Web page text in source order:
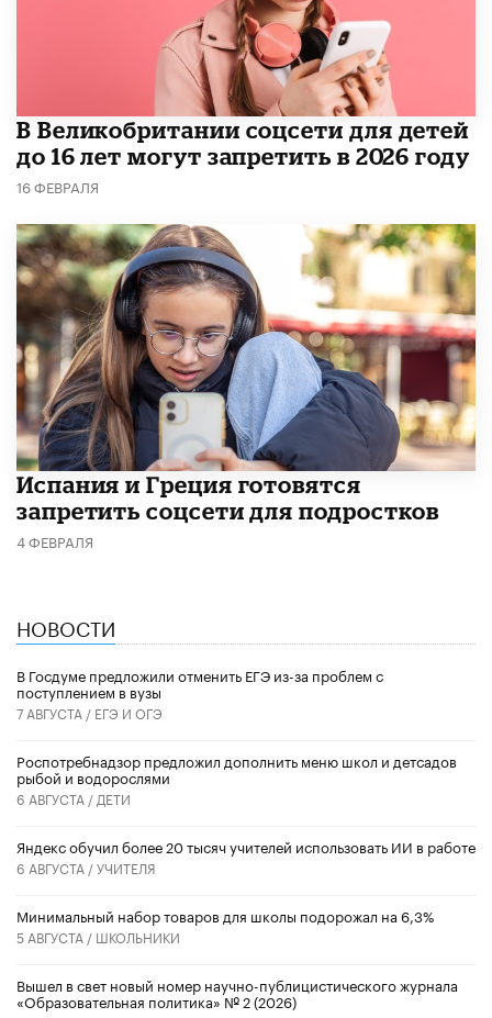
В Великобритании соцсети для детей
до 16 лет могут запретить в 2026 году
16 ФЕВРАЛЯ
Испания и Греция готовятся
запретить соцсети для подростков
4 ФЕВРАЛЯ
НОВОСТИ
В Госдуме предложили отменить ЕГЭ из-за проблем с
поступлением в вузы
7 АВГУСТА / ЕГЭ И ОГЭ
Роспотребнадзор предложил дополнить меню школ и детсадов
рыбой и водорослями
6 АВГУСТА / ДЕТИ
​Яндекс обучил более 20 тысяч учителей использовать ИИ в работе
6 АВГУСТА /УЧИТЕЛЯ
Минимальный набор товаров для школы подорожал на 6,3%
5 АВГУСТА / ШКОЛЬНИКИ
Вышел в свет новый номер научно-публицистического журнала
«Образовательная политика» № 2 (2026)